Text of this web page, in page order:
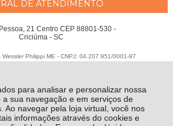
para analisar e personalizar nossa
a sua navegação e em serviços de
Ao navegar pela loja virtual, você nos
informações através do cookies e
DE ATENDIMENTO
21 Centro CEP 88801-530 -
Criciúma - SC
Wessler Philippi ME - CNPJ: 04.207.951/0001-97